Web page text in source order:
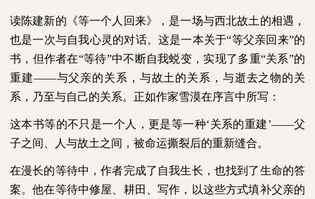
读陈建新的《等一个人回来》，是一场与西北故土的相遇，
也是一次与自我心灵的对话。这是一本关于“等父亲回来”的
书，但作者在“等待”中不断自我蜕变，实现了多重“关系”的
重建——与父亲的关系，与故土的关系，与逝去之物的关
系，乃至与自己的关系。正如作家雪漠在序言中所写：
这本书等的不只是一个人，更是等一种‘关系的重建’——父
子之间、人与故土之间，被命运撕裂后的重新缝合。
在漫长的等待中，作者完成了自我生长，也找到了生命的答
案。他在等待中修屋、耕田、写作，以这些方式填补父亲的